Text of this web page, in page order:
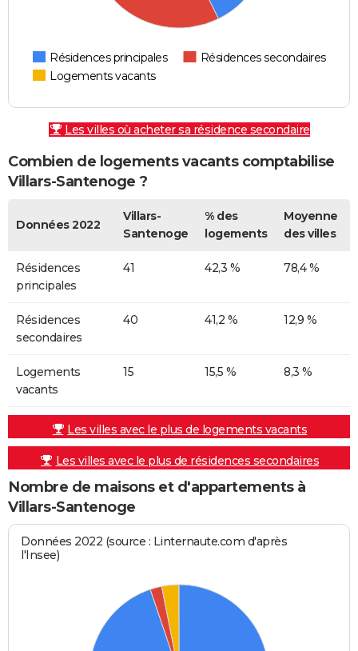
Résidences principales
Résidences secondaires
Logements vacants
Les villes où acheter sa résidence secondaire
Combien de logements vacants comptabilise
Villars-Santenoge ?
Données 2022
Villars-
Santenoge
% des
logements
Moyenne
des villes
Résidences
principales
41 42,3 % 78,4 %
Résidences
secondaires
40 41,2 % 12,9 %
Logements
vacants
15 15,5 % 8,3 %
Les villes avec le plus de logements vacants
Les villes avec le plus de résidences secondaires
Nombre de maisons et d'appartements à
Villars-Santenoge
Données 2022 (source : Linternaute.com d'après
l'Insee)